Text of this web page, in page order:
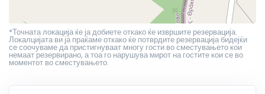
*Точната локација ќе ја добиете откако ќе извршите резервација.
Локалцијата ви ја праќаме откако ќе потврдите резервација бидејќи
се соочуваме да пристигнуваат многу гости во сместувањето кои
немаат резервирано, а тоа го нарушува мирот на гостите кои се во
моментот во сместувањето.